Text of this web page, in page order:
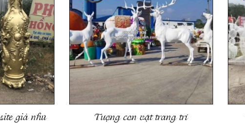
giả nhũ
Tượng con vật trang trí